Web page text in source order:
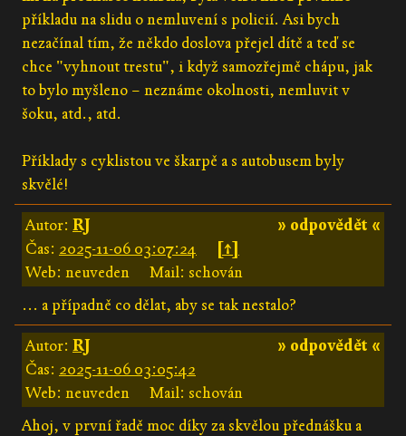
příkladu na slidu o nemluvení s policií. Asi bych
nezačínal tím, že někdo doslova přejel dítě a teď se
chce "vyhnout trestu", i když samozřejmě chápu, jak
to bylo myšleno – neznáme okolnosti, nemluvit v
šoku, atd., atd.
Příklady s cyklistou ve škarpě a s autobusem byly
skvělé!
» odpovědět «
Autor: RJ
Čas: 2025-11-06 03:07:24
[↑]
Web: neuveden
Mail: schován
... a případně co dělat, aby se tak nestalo?
» odpovědět «
Autor: RJ
Čas: 2025-11-06 03:05:42
Web: neuveden
Mail: schován
Ahoj, v první řadě moc díky za skvělou přednášku a